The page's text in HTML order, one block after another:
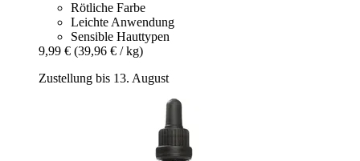
Rötliche Farbe
Leichte Anwendung
Sensible Hauttypen
9,99 € (39,96 € / kg)
Zustellung bis 13. August